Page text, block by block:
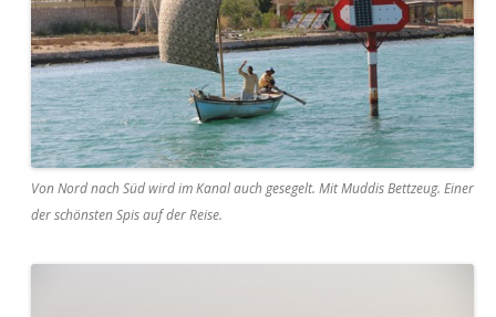
Von Nord nach Süd wird im Kanal auch gesegelt. Mit Muddis Bettzeug. Einer
der schönsten Spis auf der Reise.